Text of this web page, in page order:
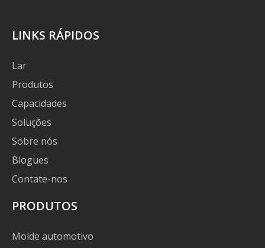
LINKS RÁPIDOS
Lar
Produtos
Capacidades
Soluções
Sobre nós
Blogues
Contate-nos
PRODUTOS
Molde automotivo